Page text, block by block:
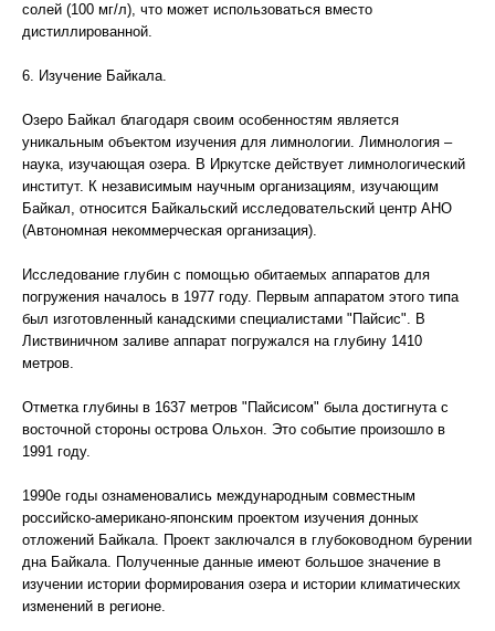
солей (100 мг/л), что может использоваться вместо
дистиллированной.
6. Изучение Байкала.
Озеро Байкал благодаря своим особенностям является
уникальным объектом изучения для лимнологии. Лимнология –
наука, изучающая озера. В Иркутске действует лимнологический
институт. К независимым научным организациям, изучающим
Байкал, относится Байкальский исследовательский центр АНО
(Автономная некоммерческая организация).
Исследование глубин с помощью обитаемых аппаратов для
погружения началось в 1977 году. Первым аппаратом этого типа
был изготовленный канадскими специалистами "Пайсис". В
Листвиничном заливе аппарат погружался на глубину 1410
метров.
Отметка глубины в 1637 метров "Пайсисом" была достигнута с
восточной стороны острова Ольхон. Это событие произошло в
1991 году.
1990е годы ознаменовались международным совместным
российско-американо-японским проектом изучения донных
отложений Байкала. Проект заключался в глубоководном бурении
дна Байкала. Полученные данные имеют большое значение в
изучении истории формирования озера и истории климатических
изменений в регионе.